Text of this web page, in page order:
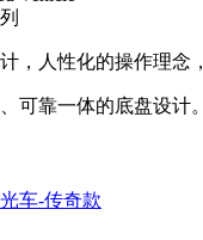
，人性化的操作理念，
可靠一体的底盘设计。